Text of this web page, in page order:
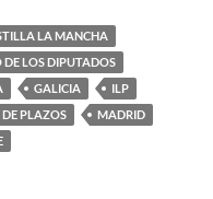
LA MANCHA
DE LOS DIPUTADOS
GALICIA
ILP
DE PLAZOS
MADRID